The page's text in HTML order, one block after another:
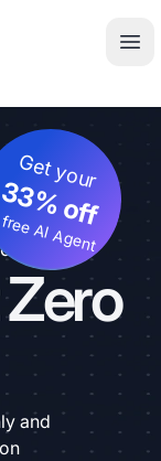
Get your
33% off
AI Agent
and